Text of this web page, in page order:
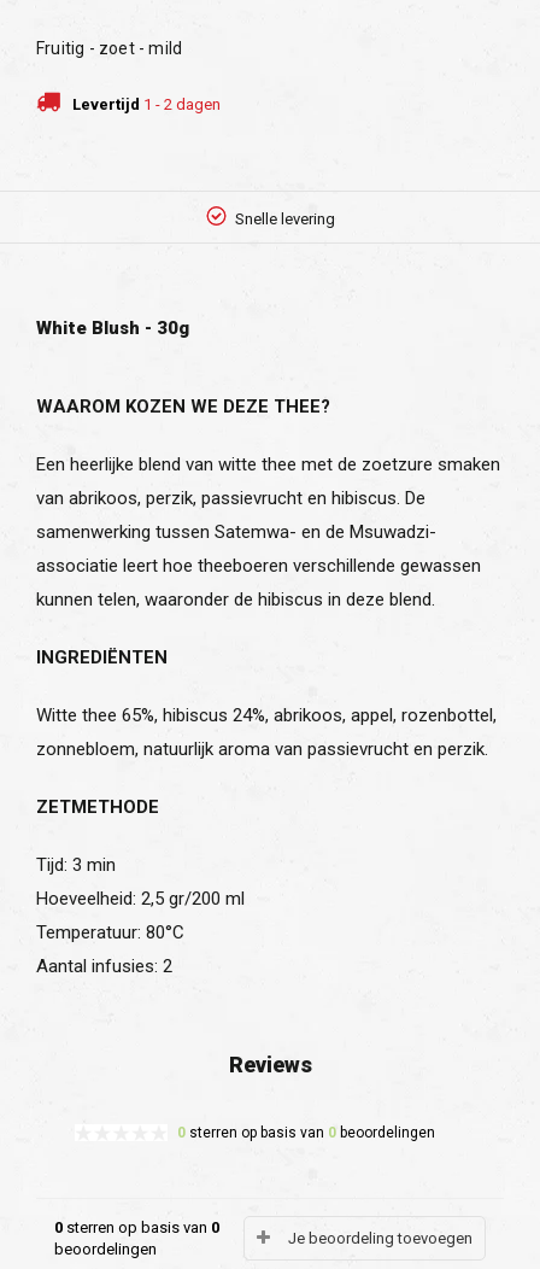
Fruitig - zoet - mild
Levertijd 1 - 2 dagen
Snelle levering
White Blush - 30g
WAAROM KOZEN WE DEZE THEE?
Een heerlijke blend van witte thee met de zoetzure smaken
van abrikoos, perzik, passievrucht en hibiscus. De
samenwerking tussen Satemwa- en de Msuwadzi-
associatie leert hoe theeboeren verschillende gewassen
kunnen telen, waaronder de hibiscus in deze blend.
INGREDIËNTEN
Witte thee 65%, hibiscus 24%, abrikoos, appel, rozenbottel,
zonnebloem, natuurlijk aroma van passievrucht en perzik.
ZETMETHODE
Tijd: 3 min
Hoeveelheid: 2,5 gr/200 ml
Temperatuur: 80°C
Aantal infusies: 2
Reviews
0 sterren op basis van 0 beoordelingen
0 sterren op basis van 0
beoordelingen
Je beoordeling toevoegen